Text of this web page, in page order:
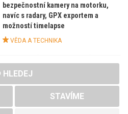
bezpečnostní kamery na motorku,
navíc s radary, GPX exportem a
možností timelapse
VĚDA A TECHNIKA
HLEDEJ
STAVÍME